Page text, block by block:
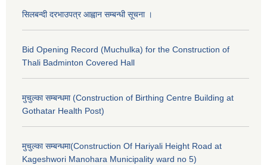
सिलबन्दी दरभाउपत्र आह्वान सम्बन्धी सूचना ।
Bid Opening Record (Muchulka) for the Construction of
Thali Badminton Covered Hall
मुचुल्का सम्बन्धमा (Construction of Birthing Centre Building at
Gothatar Health Post)
मुचुल्का सम्बन्धमा(Construction Of Hariyali Height Road at
Kageshwori Manohara Municipality ward no 5)